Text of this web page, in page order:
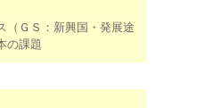
（ＧＳ：新興国・発展途
の課題